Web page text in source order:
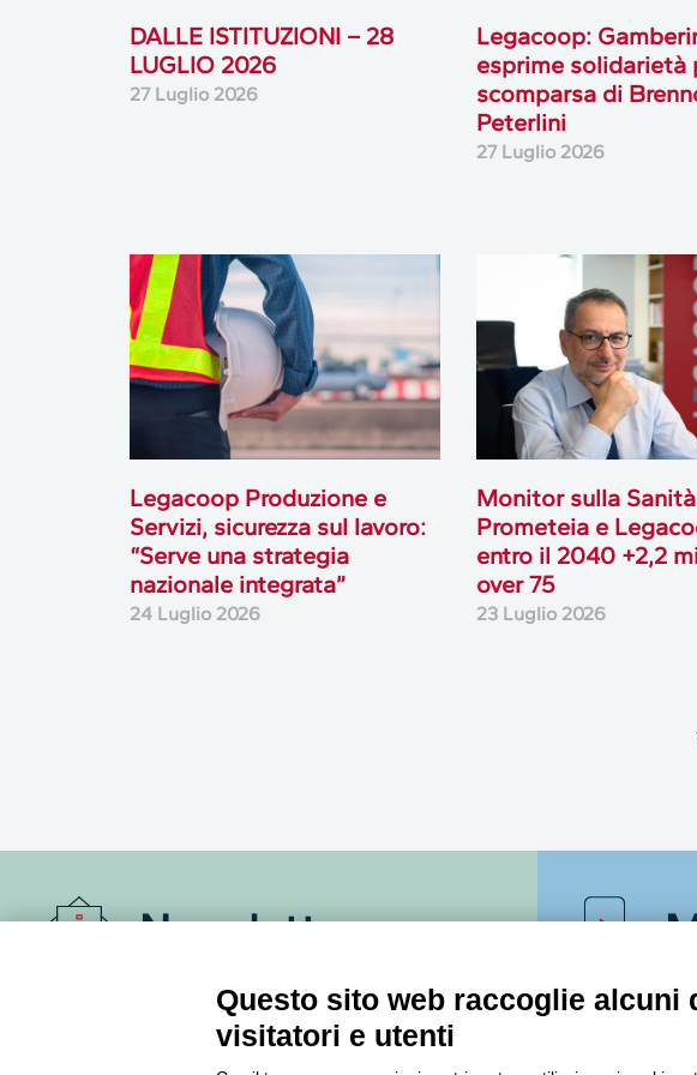
DALLE ISTITUZIONI – 28
LUGLIO 2026
27 Luglio 2026
Legacoop:
esprime solidarietà
scomparsa di
Peterlini
27 Luglio 2026
Legacoop Produzione e
Servizi, sicurezza sul lavoro:
“Serve una strategia
nazionale integrata”
24 Luglio 2026
Monitor sulla
Prometeia e
entro il 2040 +2,2
over 75
23 Luglio 2026
Newsletter
Accedi o iscriviti alla nostra Newsletter Legacoop
Informazioni per restare sempre aggiornati sul
mondo della cooperazione.
Questo sito web raccoglie alcuni
visitatori e utenti